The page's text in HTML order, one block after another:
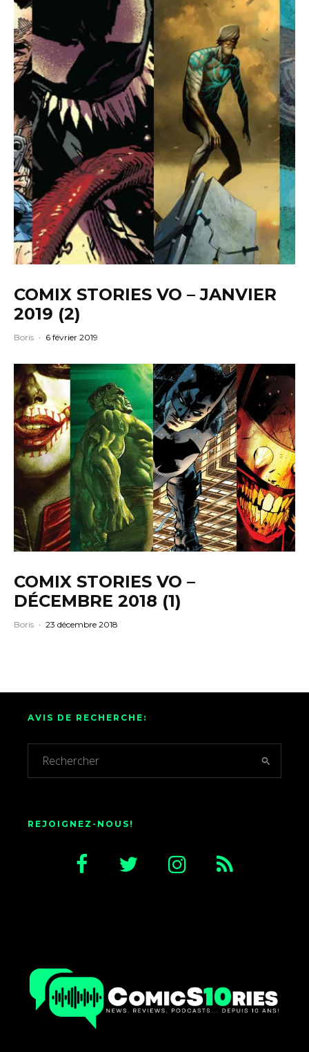
COMIX STORIES VO – JANVIER
2019 (2)
Boris · 6 février 2019
COMIX STORIES VO –
DÉCEMBRE 2018 (1)
Boris · 23 décembre 2018
AVIS DE RECHERCHE:
REJOIGNEZ-NOUS!